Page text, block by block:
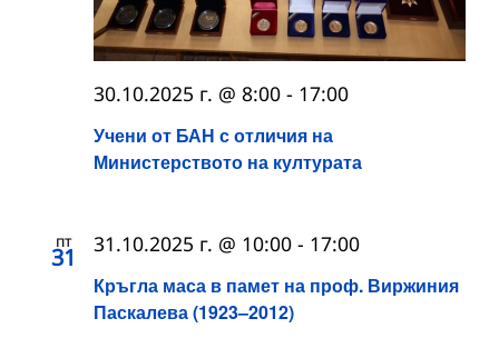
Учени от БАН с отличия на
Министерството на културата
30.10.2025 г. @ 8:00 - 17:00
пт
31
Кръгла маса в памет на проф. Виржиния
Паскалева (1923–2012)
31.10.2025 г. @ 10:00 - 17:00